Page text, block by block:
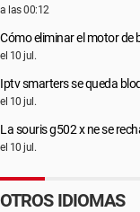
a las 00:12
Cómo eliminar el motor de
el 10 jul.
Iptv smarters se queda
el 10 jul.
La souris g502 x ne se
el 10 jul.
OTROS IDIOMAS